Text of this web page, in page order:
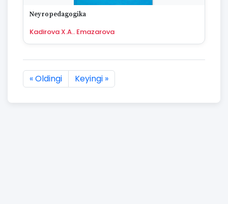
Neyropedagogika
Kadirova X.A.. Emazarova
1105 natijaning :first dan :last gacha ko'rsatildi
« Oldingi Keyingi »